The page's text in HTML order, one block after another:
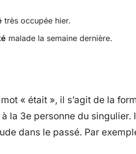
très occupée hier.
malade la semaine dernière.
« était », il s’agit de la
la 3e personne du
dans le passé. Par